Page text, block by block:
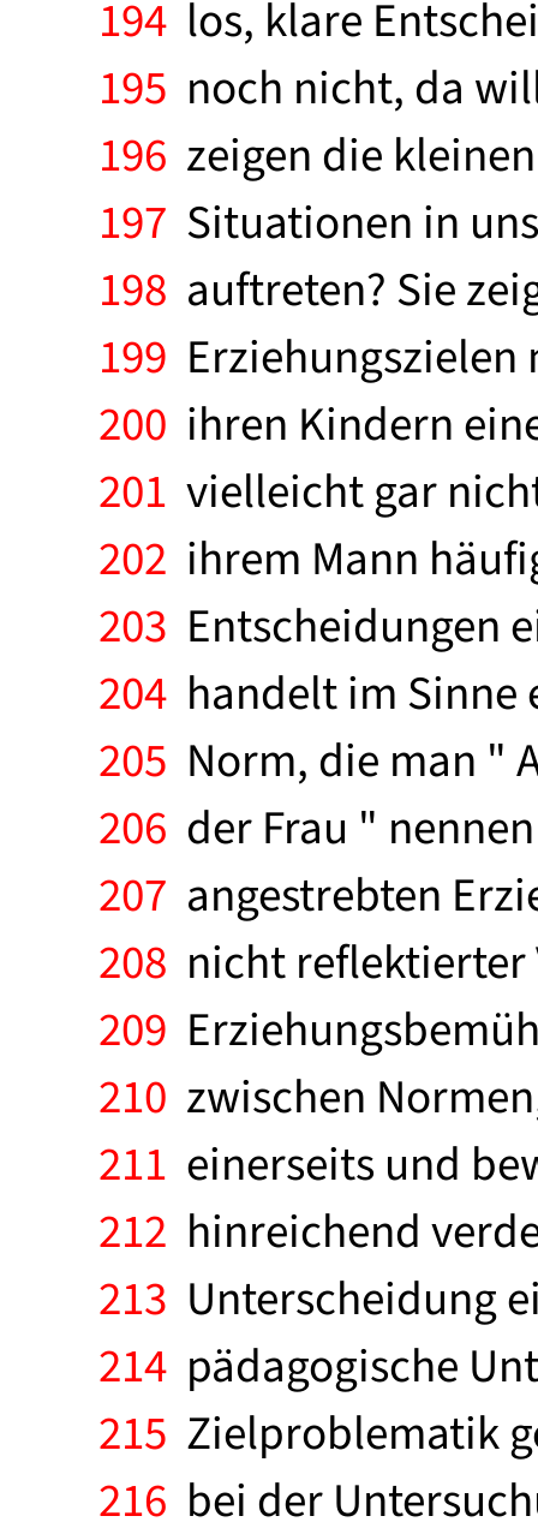
194 los, klare
195 noch nicht, da
196 zeigen die
197 Situationen in
198 auftreten? Sie
199
200 ihren Kindern
201 vielleicht gar
202 ihrem Mann
203 Entscheidungen
204 handelt im Sinne
205 Norm, die man "
206 der Frau "
207 angestrebten
208 nicht
209
210 zwischen
211 einerseits und
212 hinreichend
213 Unterscheidung
214 pädagogische
215 Zielproblematik
216 bei der